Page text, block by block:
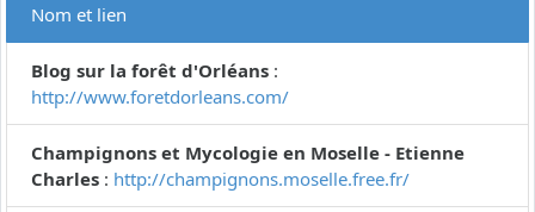
Nom et lien
Blog sur la forêt d'Orléans :
http://www.foretdorleans.com/
Champignons et Mycologie en Moselle - Etienne
Charles : http://champignons.moselle.free.fr/